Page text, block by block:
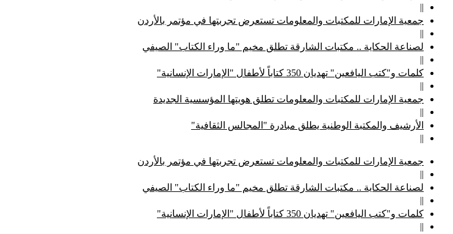
||
جمعية الإمارات للمكتبات والمعلومات تستعرض تجربتها في مؤتمر بالأردن
||
لصناعة الحكاية .. مكتبات الشارقة تطلق مخيم "ما وراء الكتاب" الصيفي
||
كلمات و"كتب اليافعين" تهديان 350 كتاباً لأطفال "الإمارات الإنسانية"
||
جمعية الإمارات للمكتبات والمعلومات تطلق هويتها المؤسسية الجديدة
||
الأرشيف والمكتبة الوطنية يطلق مبادرة "المجالس الثقافية"
||
جمعية الإمارات للمكتبات والمعلومات تستعرض تجربتها في مؤتمر بالأردن
||
لصناعة الحكاية .. مكتبات الشارقة تطلق مخيم "ما وراء الكتاب" الصيفي
||
كلمات و"كتب اليافعين" تهديان 350 كتاباً لأطفال "الإمارات الإنسانية"
||